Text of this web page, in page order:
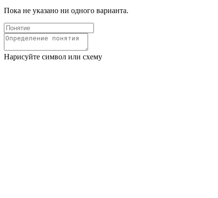
Пока не указано ни одного варианта.
Нарисуйте символ или схему